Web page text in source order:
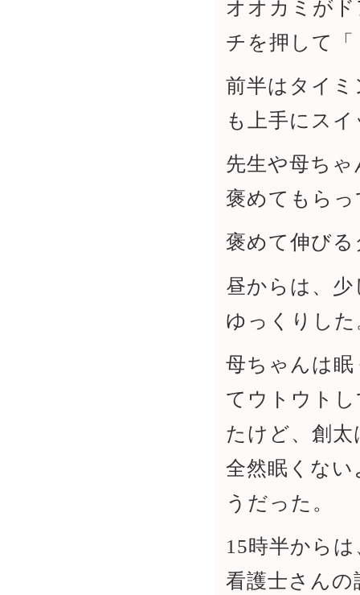
オオカミが
チを押して
前半はタイ
も上手にス
先生や母ち
褒めてもら
褒めて伸び
昼からは、少
ゆっくりした
母ちゃんは眠
てウトウト
たけど、創太
全然眠くない
うだった。
15時半からは
看護士さんの